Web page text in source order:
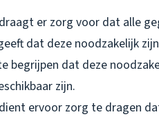
er zorg voor dat alle
dat deze noodzakelijk
begrijpen dat deze
zijn.
ervoor zorg te dragen